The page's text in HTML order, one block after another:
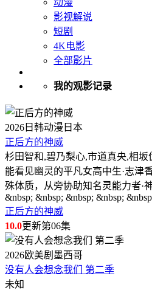
动漫
影视解说
短剧
4K电影
全部影片
我的观影记录
2026 日韩动漫 日本
正后方的神威
杉田智和,碧乃梨心,市道真央,相坂
能看见幽灵的平凡女高中生·志津
殊体质，从旁协助知名灵能力者·
&nbsp; &nbsp; &nbsp; &nbsp;
正后方的神威
10.0更新第06集
2026欧美剧 墨西哥
没有人会想念我们 第二季
未知